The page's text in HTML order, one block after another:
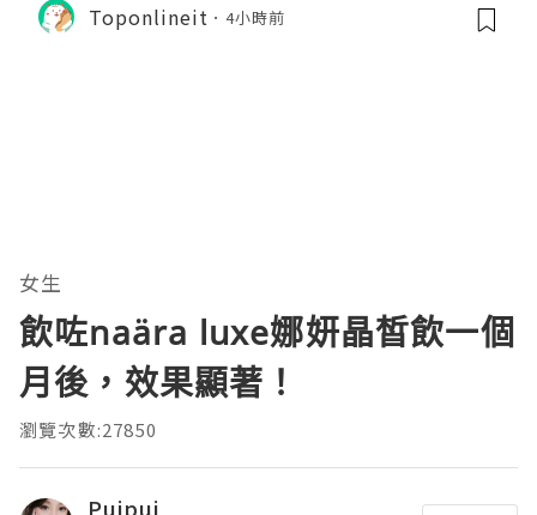
Toponlineit 4小時前
女生
飲咗naära luxe娜妍晶皙飲一個
月後，效果顯著！
瀏覽次數:27850
Puipui